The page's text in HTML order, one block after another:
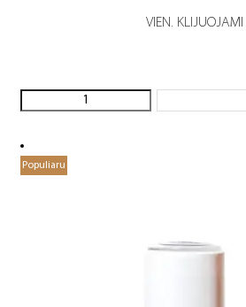
VIEN.
Populiaru